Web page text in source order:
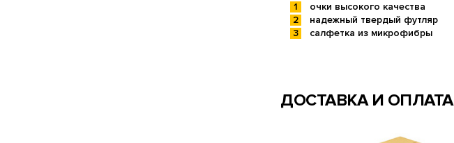
очки высокого качества
надежный твердый футляр
салфетка из микрофибры
ДОСТАВКА И ОПЛАТА